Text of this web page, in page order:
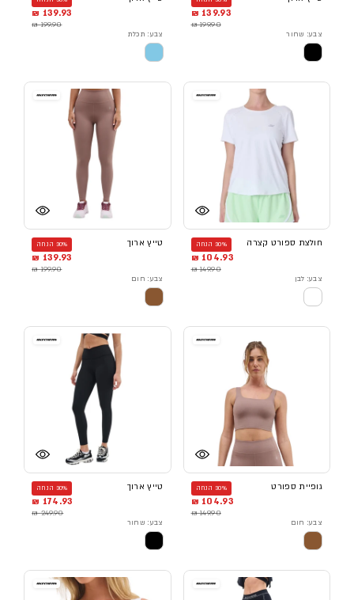
139.93 ₪
199.90 ₪
צבע: שחור
139.93 ₪
199.90 ₪
צבע: תכלת
חולצת ספורט קצרה 30% הנחה
104.93 ₪
149.90 ₪
צבע: לבן
טייץ ארוך 30% הנחה
139.93 ₪
199.90 ₪
צבע: חום
גופיית ספורט 30% הנחה
104.93 ₪
149.90 ₪
צבע: חום
טייץ ארוך 30% הנחה
174.93 ₪
249.90 ₪
צבע: שחור